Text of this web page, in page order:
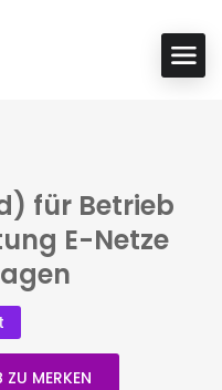
für Betrieb
E-Netze
MERKEN